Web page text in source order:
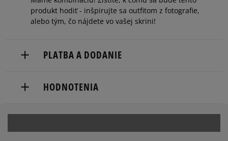
produkt hodiť - inšpirujte sa outfitom z fotografie,
alebo tým, čo nájdete vo vašej skrini!
PLATBA A DODANIE
Dostupné spôsoby doručenia:
kuriér,
HODNOTENIA
5.0
3